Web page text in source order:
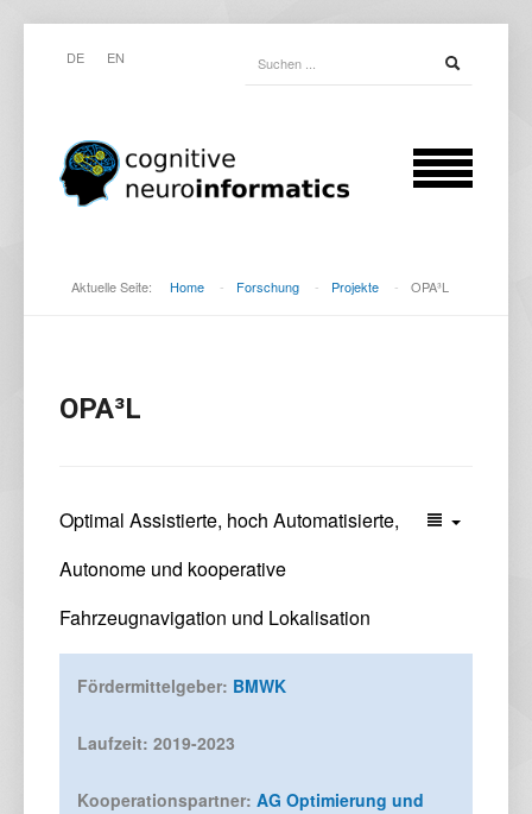
DE EN
Aktuelle Seite: Home - Forschung - Projekte - OPA³L
OPA³L
Optimal Assistierte, hoch Automatisierte,
Autonome und kooperative
Fahrzeugnavigation und Lokalisation
Fördermittelgeber: BMWK
Laufzeit: 2019-2023
Kooperationspartner: AG Optimierung und